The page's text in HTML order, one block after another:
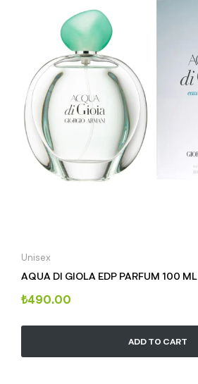
Unisex
AQUA DI GIOLA EDP PARFUM 100 ML
₺490.00
ADD TO CART